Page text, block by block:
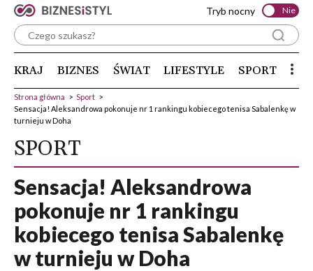
Tryb nocny Nie
KRAJ BIZNES ŚWIAT LIFESTYLE SPORT
Strona główna > Sport >
Sensacja! Aleksandrowa pokonuje nr 1 rankingu kobiecego tenisa Sabalenkę w
turnieju w Doha
SPORT
Sensacja! Aleksandrowa
pokonuje nr 1 rankingu
kobiecego tenisa Sabalenkę
w turnieju w Doha